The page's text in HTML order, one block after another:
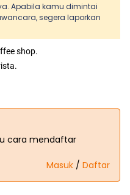
Apabila kamu dimintai
segera laporkan
shop.
cara mendaftar
Masuk / Daftar